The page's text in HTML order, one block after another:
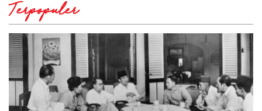
Terpopuler